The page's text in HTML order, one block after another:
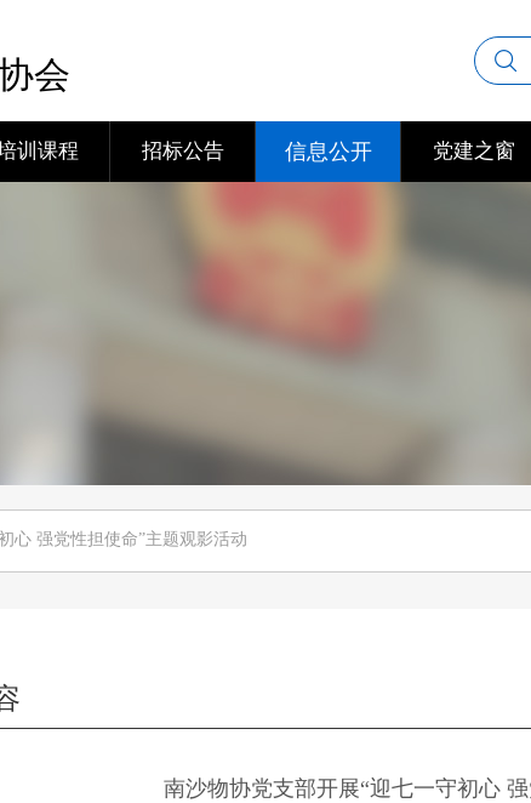
会
训课程 招标公告 信息公开 党建之窗
心 强党性担使命”主题观影活动
南沙物协党支部开展“迎七一守初心